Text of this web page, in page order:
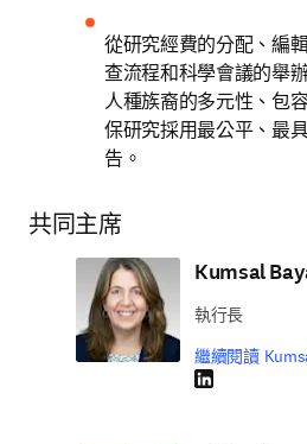
從研究經費的分配、編
查流程和科學會議的舉
人種族裔的多元性、包
保研究採用最公平、最
告。
共同主席
Kumsal
執行長
繼續閱讀
LinkedIn 打開